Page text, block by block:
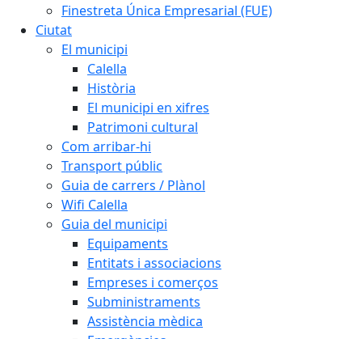
Finestreta Única Empresarial (FUE)
Ciutat
El municipi
Calella
Història
El municipi en xifres
Patrimoni cultural
Com arribar-hi
Transport públic
Guia de carrers / Plànol
Wifi Calella
Guia del municipi
Equipaments
Entitats i associacions
Empreses i comerços
Subministraments
Assistència mèdica